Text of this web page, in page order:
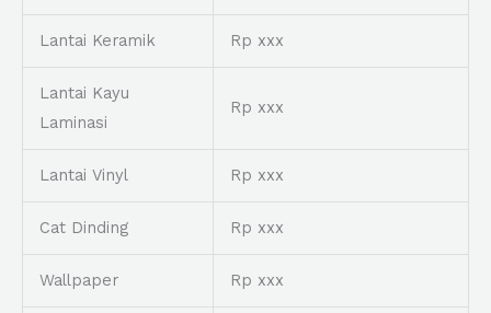
Lantai Keramik Rp xxx
Lantai Kayu
Laminasi
Rp xxx
Lantai Vinyl Rp xxx
Cat Dinding Rp xxx
Wallpaper Rp xxx